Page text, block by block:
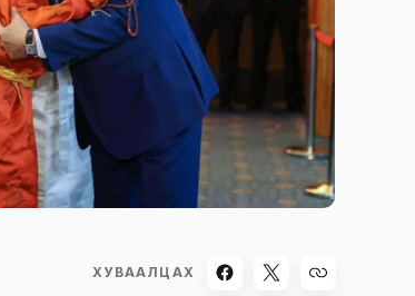
ХУВААЛЦАХ